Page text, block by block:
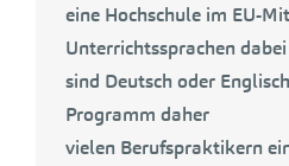
eine Hochschule im EU-
Unterrichtssprachen dabei
sind Deutsch oder
Programm daher
vielen Berufspraktikern